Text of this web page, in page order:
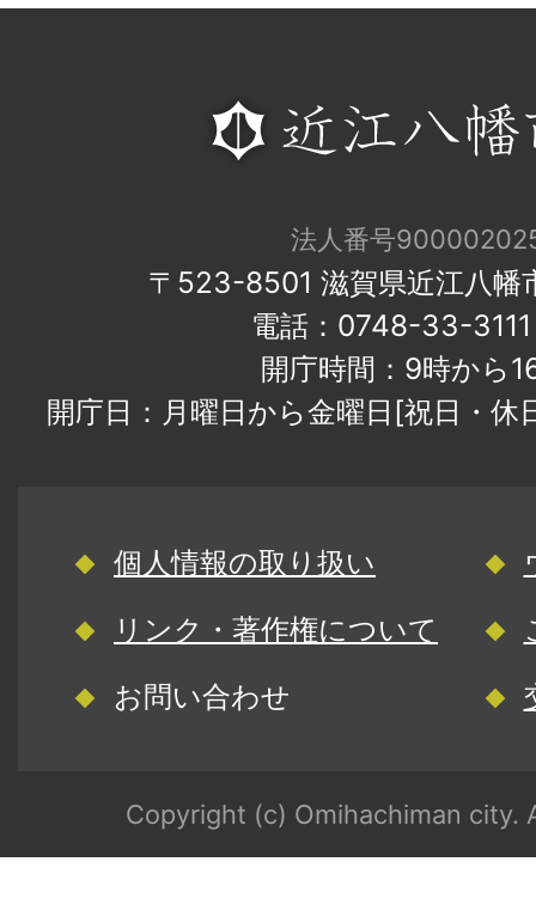
法人番号
〒523-8501 滋賀県近江八幡
電話：0748-33-
開庁時間：9時から
開庁日：月曜日から金曜日[祝日・
個人情報の取り扱い
リンク・著作権について
お問い合わせ
Copyright (c) Omihachiman city.